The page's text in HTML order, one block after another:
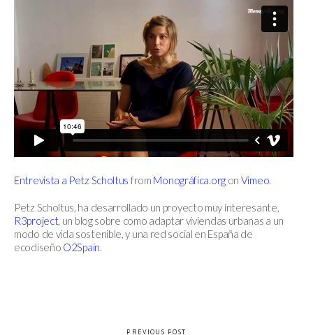
Entrevista a Petz Scholtus from Monográfica.orgon Vimeo.
Petz Scholtus, ha desarrollado un proyecto muy interesante,
R3project, un blog sobre como adaptar viviendas urbanas a un
modo de vida sostenible, y una red social en España de
ecodiseño O2Spain.
PREVIOUS POST